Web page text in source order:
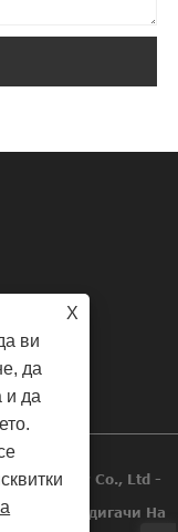
Machinery Co., Ltd -
Повдигачи На
X
ви
да
и да